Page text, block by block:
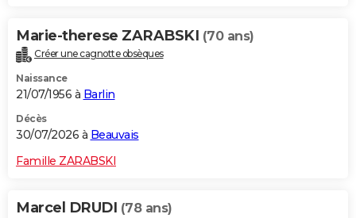
Carte de Noël
Carte Bonne année
Carte Saint-Valentin
Carte Pâques
Carte d'anniversaire
DICTIONNAIRE
Dictionnaire
Biographies
Citations
Expressions
Proverbes
PROGRAMME TV
S'inscrire
Se connecter
Lycées
Collèges
Primaires
Universités
Entreprises
Service militaire
Avis de recherche
AVIS DE DÉCÈS
FORUM
Marie-therese ZARABSKI (70 ans)
Créer une cagnotte obsèques
Naissance
21/07/1956 à Barlin
Décès
30/07/2026 à Beauvais
Famille ZARABSKI
Marcel DRUDI (78 ans)